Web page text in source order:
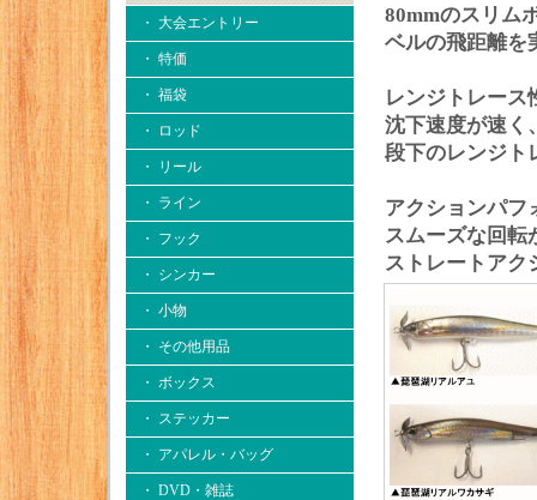
・ 大会エントリー
・ 特価
・ 福袋
・ ロッド
・ リール
・ ライン
・ フック
・ シンカー
・ 小物
・ その他用品
・ ボックス
・ ステッカー
・ アパレル・バッグ
・ DVD・雑誌
80mmのスリム
ベルの飛距離を
レンジトレース
沈下速度が速く
段下のレンジト
アクションパフ
スムーズな回転
ストレートアク